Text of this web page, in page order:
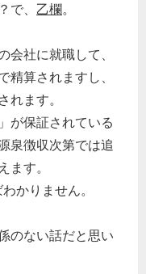
で、 乙欄。
会社に就職して、
精算されますし、
れます。
が保証されている
泉徴収次第では追
ます。
かりません。
のない話だと思い